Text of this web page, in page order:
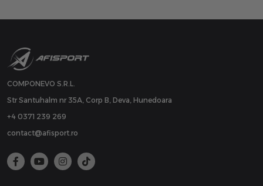
COMPONEVO S.R.L.
Str Santuhalm nr 35A, Corp B, Deva, Hunedoara
+4 0371 239 269
contact@afisport.ro